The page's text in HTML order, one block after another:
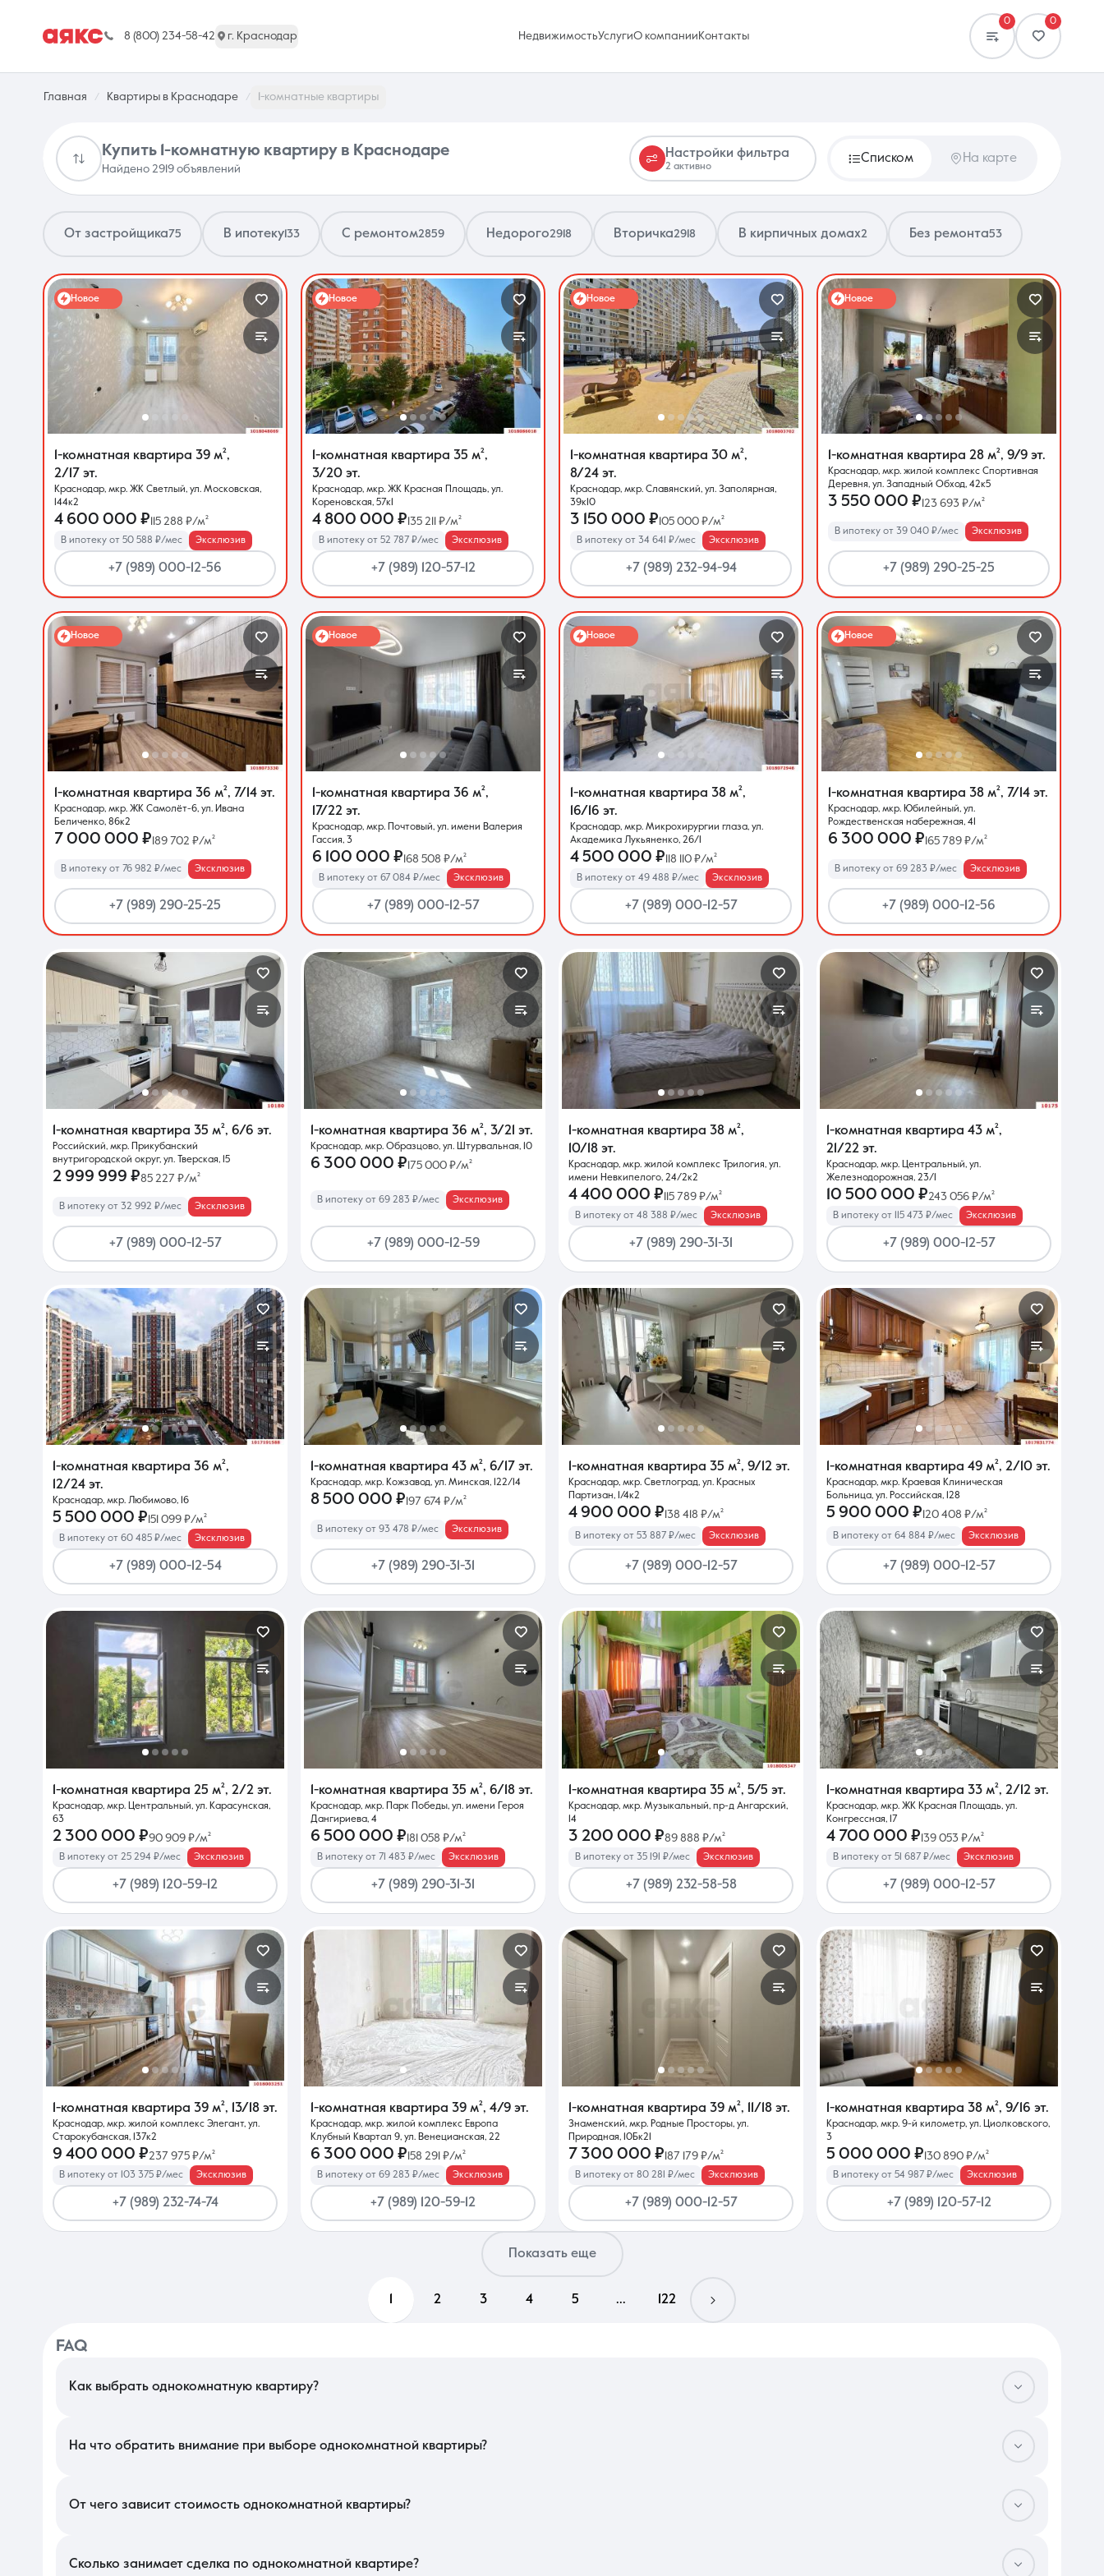
8 (800) 234-58-42 г. Краснодар НедвижимостьУслугиО компании Контакты
0 0
Избранное Сравнение
Недвижимость Услуги
О компании
8 (861) 297-00-00
Ежедневно с 08:30 до 20:00
Главная Квартиры в Краснодаре 1-комнатные квартиры
Купить 1-комнатную квартиру в Краснодаре
Найдено 2919 объявлений
Настройки фильтра
2 активно
Списком На карте
От застройщика75 В ипотеку133 С ремонтом2859 Недорого2918 Вторичка2918 В кирпичных домах2 Без ремонта53
1-комнатная квартира 39 м²,
2/17 эт.
Краснодар, мкр. ЖК Светлый, ул. Московская,
144к2
4 600 000 ₽115 288 ₽/м²
В ипотеку от 50 588 ₽/мес Эксклюзив
+7 (989) 000-12-56
Новое
1-комнатная квартира 35 м²,
3/20 эт.
Краснодар, мкр. ЖК Красная Площадь, ул.
Кореновская, 57к1
4 800 000 ₽135 211 ₽/м²
В ипотеку от 52 787 ₽/мес Эксклюзив
+7 (989) 120-57-12
Новое
1-комнатная квартира 30 м²,
8/24 эт.
Краснодар, мкр. Славянский, ул. Заполярная,
39к10
3 150 000 ₽105 000 ₽/м²
В ипотеку от 34 641 ₽/мес Эксклюзив
+7 (989) 232-94-94
Новое
1-комнатная квартира 28 м², 9/9 эт.
Краснодар, мкр. жилой комплекс Спортивная
Деревня, ул. Западный Обход, 42к5
3 550 000 ₽123 693 ₽/м²
В ипотеку от 39 040 ₽/мес Эксклюзив
+7 (989) 290-25-25
Новое
1-комнатная квартира 36 м², 7/14 эт.
Краснодар, мкр. ЖК Самолёт-6, ул. Ивана
Беличенко, 86к2
7 000 000 ₽189 702 ₽/м²
В ипотеку от 76 982 ₽/мес Эксклюзив
+7 (989) 290-25-25
Новое
1-комнатная квартира 36 м²,
17/22 эт.
Краснодар, мкр. Почтовый, ул. имени Валерия
Гассия, 3
6 100 000 ₽168 508 ₽/м²
В ипотеку от 67 084 ₽/мес Эксклюзив
+7 (989) 000-12-57
Новое
1-комнатная квартира 38 м²,
16/16 эт.
Краснодар, мкр. Микрохирургии глаза, ул.
Академика Лукьяненко, 26/1
4 500 000 ₽118 110 ₽/м²
В ипотеку от 49 488 ₽/мес Эксклюзив
+7 (989) 000-12-57
Новое
1-комнатная квартира 38 м², 7/14 эт.
Краснодар, мкр. Юбилейный, ул.
Рождественская набережная, 41
6 300 000 ₽165 789 ₽/м²
В ипотеку от 69 283 ₽/мес Эксклюзив
+7 (989) 000-12-56
Новое
1-комнатная квартира 35 м², 6/6 эт.
Российский, мкр. Прикубанский
внутригородской округ, ул. Тверская, 15
2 999 999 ₽85 227 ₽/м²
В ипотеку от 32 992 ₽/мес Эксклюзив
+7 (989) 000-12-57
1-комнатная квартира 36 м², 3/21 эт.
Краснодар, мкр. Образцово, ул. Штурвальная, 10
6 300 000 ₽175 000 ₽/м²
В ипотеку от 69 283 ₽/мес Эксклюзив
+7 (989) 000-12-59
1-комнатная квартира 38 м²,
10/18 эт.
Краснодар, мкр. жилой комплекс Трилогия, ул.
имени Невкипелого, 24/2к2
4 400 000 ₽115 789 ₽/м²
В ипотеку от 48 388 ₽/мес Эксклюзив
+7 (989) 290-31-31
1-комнатная квартира 43 м²,
21/22 эт.
Краснодар, мкр. Центральный, ул.
Железнодорожная, 23/1
10 500 000 ₽243 056 ₽/м²
В ипотеку от 115 473 ₽/мес Эксклюзив
+7 (989) 000-12-57
1-комнатная квартира 36 м²,
12/24 эт.
Краснодар, мкр. Любимово, 16
5 500 000 ₽ 151 099 ₽/м²
В ипотеку от 60 485 ₽/мес Эксклюзив
+7 (989) 000-12-54
1-комнатная квартира 43 м², 6/17 эт.
Краснодар, мкр. Кожзавод, ул. Минская, 122/14
8 500 000 ₽ 197 674 ₽/м²
В ипотеку от 93 478 ₽/мес Эксклюзив
+7 (989) 290-31-31
1-комнатная квартира 35 м², 9/12 эт.
Краснодар, мкр. Светлоград, ул. Красных
Партизан, 1/4к2
4 900 000 ₽ 138 418 ₽/м²
В ипотеку от 53 887 ₽/мес Эксклюзив
+7 (989) 000-12-57
1-комнатная квартира 49 м², 2/10 эт.
Краснодар, мкр. Краевая Клиническая
Больница, ул. Российская, 128
5 900 000 ₽ 120 408 ₽/м²
В ипотеку от 64 884 ₽/мес Эксклюзив
+7 (989) 000-12-57
1-комнатная квартира 25 м², 2/2 эт.
Краснодар, мкр. Центральный, ул. Карасунская,
63
2 300 000 ₽90 909 ₽/м²
В ипотеку от 25 294 ₽/мес Эксклюзив
+7 (989) 120-59-12
1-комнатная квартира 35 м², 6/18 эт.
Краснодар, мкр. Парк Победы, ул. имени Героя
Дангириева, 4
6 500 000 ₽181 058 ₽/м²
В ипотеку от 71 483 ₽/мес Эксклюзив
+7 (989) 290-31-31
1-комнатная квартира 35 м², 5/5 эт.
Краснодар, мкр. Музыкальный, пр-д Ангарский,
14
3 200 000 ₽89 888 ₽/м²
В ипотеку от 35 191 ₽/мес Эксклюзив
+7 (989) 232-58-58
1-комнатная квартира 33 м², 2/12 эт.
Краснодар, мкр. ЖК Красная Площадь, ул.
Конгрессная, 17
4 700 000 ₽139 053 ₽/м²
В ипотеку от 51 687 ₽/мес Эксклюзив
+7 (989) 000-12-57
1-комнатная квартира 39 м², 13/18 эт.
Краснодар, мкр. жилой комплекс Элегант, ул.
Старокубанская, 137к2
9 400 000 ₽237 975 ₽/м²
В ипотеку от 103 375 ₽/мес Эксклюзив
+7 (989) 232-74-74
1-комнатная квартира 39 м², 4/9 эт.
Краснодар, мкр. жилой комплекс Европа
Клубный Квартал 9, ул. Венецианская, 22
6 300 000 ₽ 158 291 ₽/м²
В ипотеку от 69 283 ₽/мес Эксклюзив
+7 (989) 120-59-12
1-комнатная квартира 39 м², 11/18 эт.
Знаменский, мкр. Родные Просторы, ул.
Природная, 10Бк21
7 300 000 ₽ 187 179 ₽/м²
В ипотеку от 80 281 ₽/мес Эксклюзив
+7 (989) 000-12-57
1-комнатная квартира 38 м², 9/16 эт.
Краснодар, мкр. 9-й километр, ул. Циолковского,
3
5 000 000 ₽ 130 890 ₽/м²
В ипотеку от 54 987 ₽/мес Эксклюзив
+7 (989) 120-57-12
Показать еще
2 3 4 5 ... 122
FAQ
Как выбрать однокомнатную квартиру?
На что обратить внимание при выборе однокомнатной квартиры?
От чего зависит стоимость однокомнатной квартиры?
Сколько занимает сделка по однокомнатной квартире?